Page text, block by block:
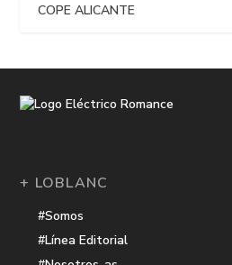
COPE ALICANTE
+ LOBLANC
#Somos
#Línea Editorial